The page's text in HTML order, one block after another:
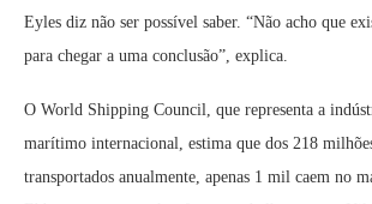
Eyles diz não ser possível saber. “Não acho que
para chegar a uma conclusão”, explica.
O World Shipping Council, que representa a
marítimo internacional, estima que dos 218
transportados anualmente, apenas 1 mil caem no